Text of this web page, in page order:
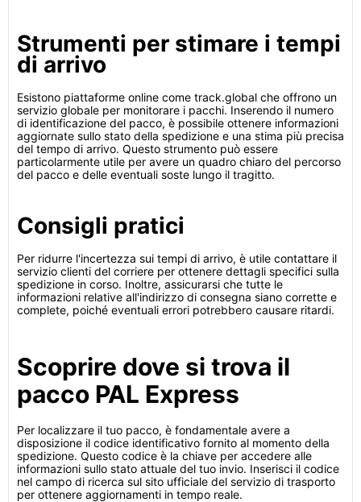
Strumenti per stimare i tempi
di arrivo
Esistono piattaforme online come track.global che offrono un
servizio globale per monitorare i pacchi. Inserendo il numero
di identificazione del pacco, è possibile ottenere informazioni
aggiornate sullo stato della spedizione e una stima più precisa
del tempo di arrivo. Questo strumento può essere
particolarmente utile per avere un quadro chiaro del percorso
del pacco e delle eventuali soste lungo il tragitto.
Consigli pratici
Per ridurre l'incertezza sui tempi di arrivo, è utile contattare il
servizio clienti del corriere per ottenere dettagli specifici sulla
spedizione in corso. Inoltre, assicurarsi che tutte le
informazioni relative all'indirizzo di consegna siano corrette e
complete, poiché eventuali errori potrebbero causare ritardi.
Scoprire dove si trova il
pacco PAL Express
Per localizzare il tuo pacco, è fondamentale avere a
disposizione il codice identificativo fornito al momento della
spedizione. Questo codice è la chiave per accedere alle
informazioni sullo stato attuale del tuo invio. Inserisci il codice
nel campo di ricerca sul sito ufficiale del servizio di trasporto
per ottenere aggiornamenti in tempo reale.